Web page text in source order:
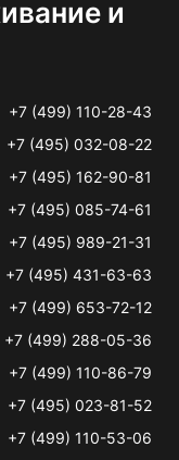
и
+7 (499) 110-28-43
+7 (495) 032-08-22
+7 (495) 162-90-81
+7 (495) 085-74-61
+7 (495) 989-21-31
+7 (495) 431-63-63
+7 (499) 653-72-12
+7 (499) 288-05-36
+7 (499) 110-86-79
+7 (495) 023-81-52
+7 (499) 110-53-06